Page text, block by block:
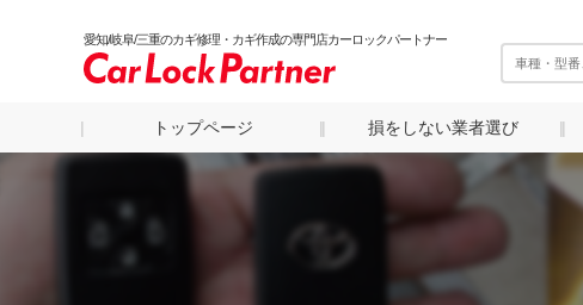
愛知/岐阜/三重のカギ修理・カギ作成の専門店カーロックパートナー
トップページ 損をしない業者選び